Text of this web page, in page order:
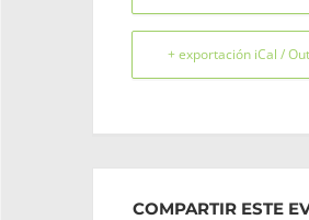
+ exportación iCal /
COMPARTIR ESTE